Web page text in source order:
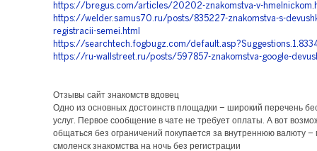
https://bregus.com/articles/20202-znakomstva-v-
https://welder.samus70.ru/posts/835227-znakomstva-s-
registracii-semei.html
https://searchtech.fogbugz.com/
https://ru-wallstreet.ru/posts/597857-znakomstva-google-
Отзывы сайт знакомств вдовец
Одно из основных достоинств площадки – широкий перечень
услуг. Первое сообщение в чате не требует оплаты. А вот
общаться без ограничений покупается за внутреннюю валюту –
смоленск знакомства на ночь без регистрации